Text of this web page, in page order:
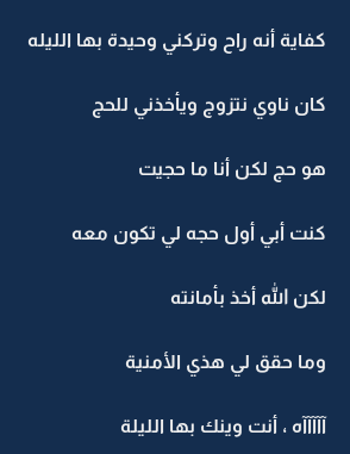
كفاية أنه راح وتركني وحيدة بها الليله
كان ناوي نتزوج ويأخذني للحج
هو حج لكن أنا ما حجيت
كنت أبي أول حجه لي تكون معه
لكن الله أخذ بأمانته
وما حقق لي هذي الأمنية
آآآآآه ، أنت وينك بها الليلة